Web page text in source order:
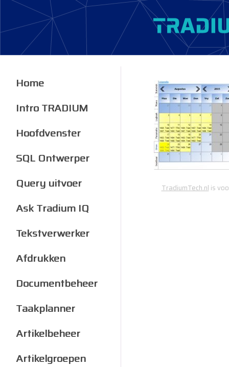
TradiumTech.nl is
Home
Intro TRADIUM
Hoofdvenster
SQL Ontwerper
Query uitvoer
Ask Tradium IQ
Tekstverwerker
Afdrukken
Documentbeheer
Taakplanner
Artikelbeheer
Artikelgroepen